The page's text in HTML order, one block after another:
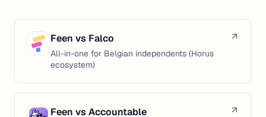
Feen vs Falco
All-in-one for Belgian independents (Horus
ecosystem)
Feen vsAccountable